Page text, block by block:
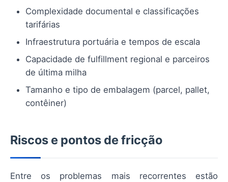
Complexidade documental e classificações
tarifárias
Infraestrutura portuária e tempos de escala
Capacidade de fulfillment regional e parceiros
de última milha
Tamanho e tipo de embalagem (parcel, pallet,
contêiner)
Riscos e pontos de fricção
Entre os problemas mais recorrentes estão